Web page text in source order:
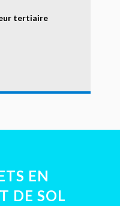
tertiaire
EN
DE SOL